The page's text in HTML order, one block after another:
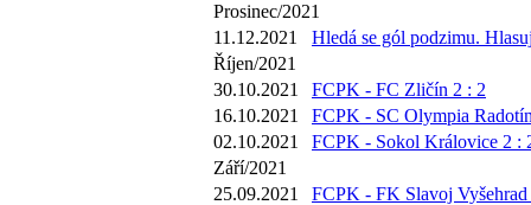
Prosinec/2021
11.12.2021
Hledá se gól podzimu.
Říjen/2021
30.10.2021
FCPK - FC Zličín 2 : 2
16.10.2021
FCPK - SC Olympia
02.10.2021
FCPK - Sokol Královice 2 :
Září/2021
25.09.2021
FCPK - FK Slavoj Vyšehrad